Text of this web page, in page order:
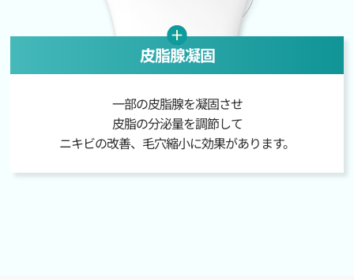
皮脂腺凝固
一部の皮脂腺を凝固させ
皮脂の分泌量を調節して
ニキビの改善、毛穴縮小に効果があります。